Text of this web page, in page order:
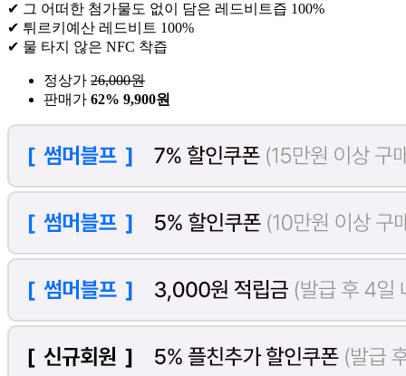
✔ 그 어떠한 첨가물도 없이 담은 레드비트즙 100%
✔ 튀르키예산 레드비트 100%
✔ 물 타지 않은 NFC 착즙
정상가 26,000원
판매가 62% 9,900원